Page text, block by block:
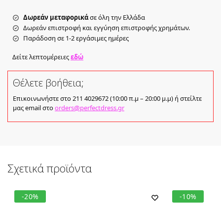
Δωρεάν μεταφορικάσε όλη την Ελλάδα
Δωρεάν επιστροφή και εγγύηση επιστροφής χρημάτων.
Παράδοση σε 1-2 εργάσιμες ημέρες
Δείτε λεπτομέρειεςεδώ
Θέλετε βοήθεια;
Επικοινωνήστε στο 211 4029672 (10:00 π.μ – 20:00 μ.μ) ή στείλτε
μας email στοorders@perfectdress.gr
Σχετικά προϊόντα
-20% -10%